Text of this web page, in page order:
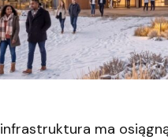
ma